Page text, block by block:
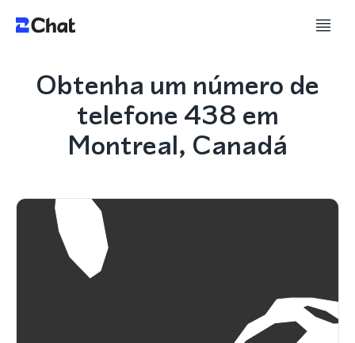
Obtenha um número de
telefone 438 em
Montreal, Canadá